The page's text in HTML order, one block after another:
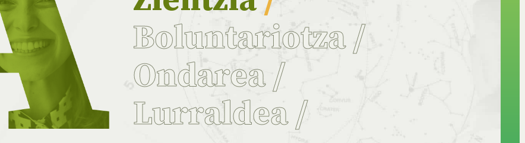
Boluntariotza/
Ondarea/
Lurraldea/